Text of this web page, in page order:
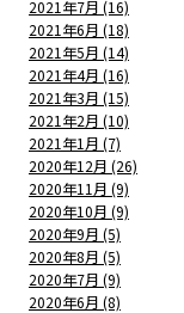
2021年7月 (16)
2021年6月 (18)
2021年5月 (14)
2021年4月 (16)
2021年3月 (15)
2021年2月 (10)
2021年1月 (7)
2020年12月 (26)
2020年11月 (9)
2020年10月 (9)
2020年9月 (5)
2020年8月 (5)
2020年7月 (9)
2020年6月 (8)